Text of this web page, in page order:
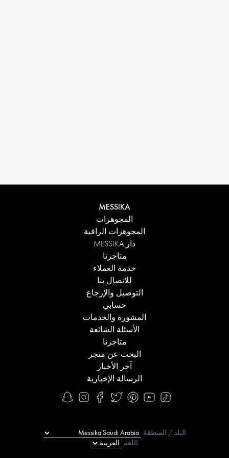
MESSIKA
المجوهرات
المجوهرات الراقية
دار MESSIKA
متاجرنا
خدمة العملاء
للاتصال بنا
التوصيل والإرجاع
حسابي
المشورة والخدمات
الأسئلة الشائعة
متاجرنا
البحث عن متجر
آخر الأخبار
الرسالة الإخبارية
البلد / المنطقة
اللغة